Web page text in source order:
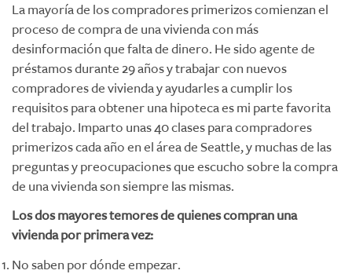
La mayoría de los compradores primerizos comienzan el
proceso de compra de una vivienda con más
desinformación que falta de dinero. He sido agente de
préstamos durante 29 años y trabajar con nuevos
compradores de vivienda y ayudarles a cumplir los
requisitos para obtener una hipoteca es mi parte favorita
del trabajo. Imparto unas 40 clases para compradores
primerizos cada año en el área de Seattle, y muchas de las
preguntas y preocupaciones que escucho sobre la compra
de una vivienda son siempre las mismas.
Los dos mayores temores de quienes compran una
vivienda por primera vez:
No saben por dónde empezar.